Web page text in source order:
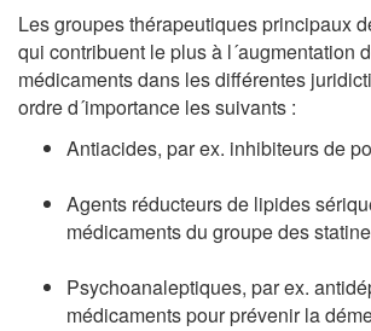
Les groupes thérapeutiques principaux
qui contribuent le plus à l´augmentation
médicaments dans les différentes
ordre d´importance les suivants :
Antiacides, par ex. inhibiteurs de
Agents réducteurs de lipides
médicaments du groupe des
Psychoanaleptiques, par ex.
médicaments pour prévenir la